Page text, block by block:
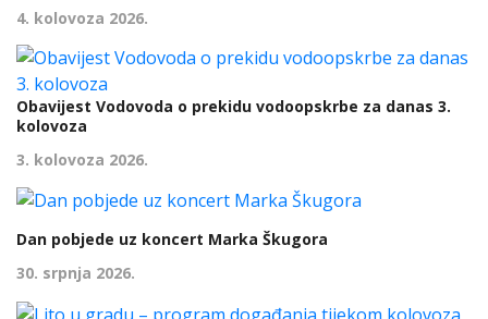
4. kolovoza 2026.
Obavijest Vodovoda o prekidu vodoopskrbe za danas 3.
kolovoza
3. kolovoza 2026.
Dan pobjede uz koncert Marka Škugora
30. srpnja 2026.